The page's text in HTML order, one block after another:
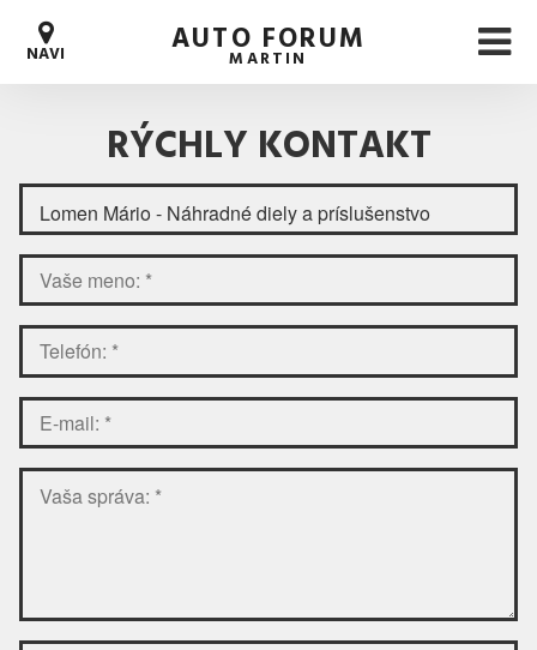
NAVI AUTO FORUM
MARTIN
RÝCHLY KONTAKT